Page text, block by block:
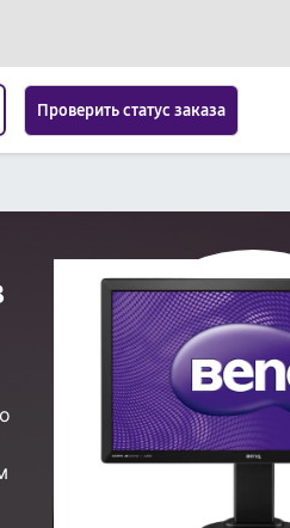
Проверить статус заказа